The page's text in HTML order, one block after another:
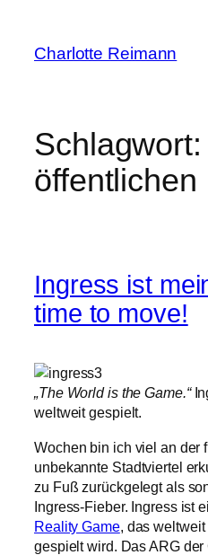
springen
Charlotte Reimann
Schlagwort:
öffentlichen
Ingress ist
time to move!
„The World is the Game.“
weltweit gespielt.
Wochen bin ich viel an der
unbekannte Stadtviertel
zu Fuß zurückgelegt als
Ingress-Fieber. Ingress ist
Reality Game, das
gespielt wird. Das ARG